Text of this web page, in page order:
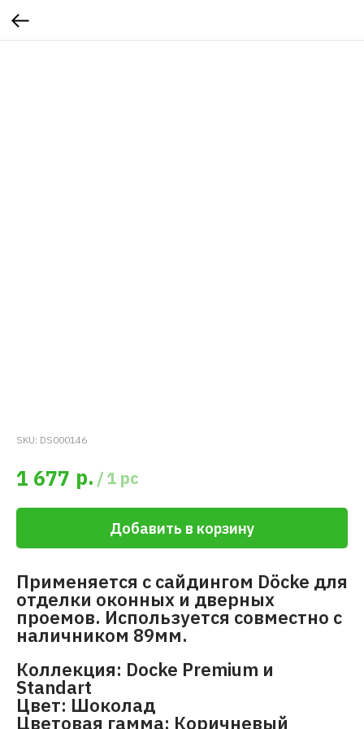
SKU: DS000146
1 677 р. /1 pc
Добавить в корзину
Применяется с сайдингом Döcke для
отделки оконных и дверных
проемов. Используется совместно с
наличником 89мм.
Коллекция: Docke Premium и
Standart
Цвет: Шоколад
Цветовая гамма: Коричневый